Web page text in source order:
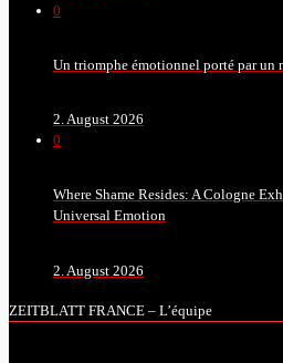
0
Un triomphe émotionnel porté par un
2. August 2026
0
Where Shame Resides: A Cologne
Universal Emotion
2. August 2026
ZEITBLATT FRANCE – L’équipe